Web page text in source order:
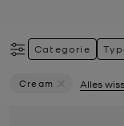
Categorie
Cream
Alles